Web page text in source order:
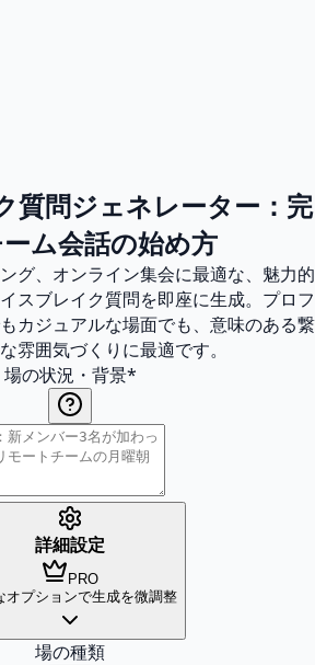
質問ジェネレーター：完
ム会話の始め方
グ、オンライン集会に最適な、魅力的
スブレイク質問を即座に生成。プロフ
カジュアルな場面でも、意味のある繋
雰囲気づくりに最適です。
場の状況・背景*
詳細設定
PRO
オプションで生成を微調整
場の種類